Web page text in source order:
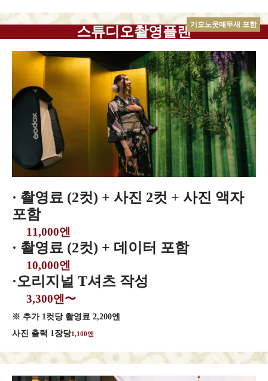
스튜디오촬영플랜기모노옷매무새 포함
· 촬영료 (2컷) + 사진 2컷 + 사진 액자
포함
11,000엔
· 촬영료 (2컷) + 데이터 포함
10,000엔
·오리지널 T셔츠 작성
3,300엔〜
※ 추가 1컷당 촬영료 2,200엔
사진 출력 1장당1,100엔